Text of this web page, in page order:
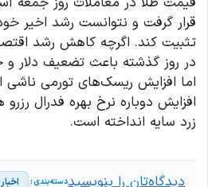
تثبیت کند. اگرچه کاهش رشد
در روز گذشته باعث تضعیف دلار
اما افزایش ریسک‌های تورمی
افزایش دوباره نرخ بهره فدرال
زرد سایه انداخته است.
دیدگاه‌تان را بنویسید